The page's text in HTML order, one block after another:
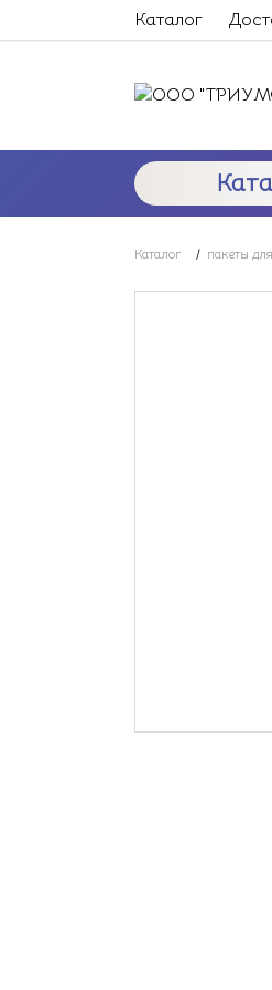
Каталог
Каталог / пакеты